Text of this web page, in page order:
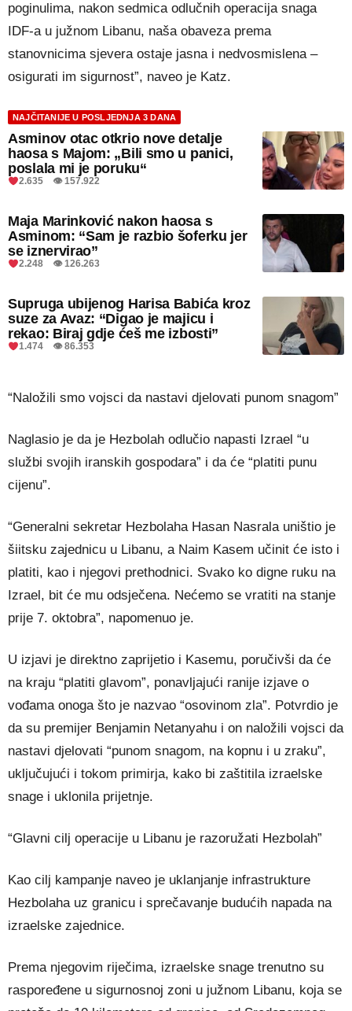
poginulima, nakon sedmica odlučnih operacija snaga
IDF-a u južnom Libanu, naša obaveza prema
stanovnicima sjevera ostaje jasna i nedvosmislena –
osigurati im sigurnost”, naveo je Katz.
NAJČITANIJE U POSLJEDNJA 3 DANA
Asminov otac otkrio nove detalje
haosa s Majom: „Bili smo u panici,
poslala mi je poruku“
2.635 👁 157.922
Maja Marinković nakon haosa s
Asminom: “Sam je razbio šoferku jer
se iznervirao”
2.248 👁 126.263
Supruga ubijenog Harisa Babića kroz
suze za Avaz: “Digao je majicu i
rekao: Biraj gdje ćeš me izbosti”
1.474 👁 86.353
“Naložili smo vojsci da nastavi djelovati punom snagom”
Naglasio je da je Hezbolah odlučio napasti Izrael “u
službi svojih iranskih gospodara” i da će “platiti punu
cijenu”.
“Generalni sekretar Hezbolaha Hasan Nasrala uništio je
šiitsku zajednicu u Libanu, a Naim Kasem učinit će isto i
platiti, kao i njegovi prethodnici. Svako ko digne ruku na
Izrael, bit će mu odsječena. Nećemo se vratiti na stanje
prije 7. oktobra”, napomenuo je.
U izjavi je direktno zaprijetio i Kasemu, poručivši da će
na kraju “platiti glavom”, ponavljajući ranije izjave o
vođama onoga što je nazvao “osovinom zla”. Potvrdio je
da su premijer Benjamin Netanyahu i on naložili vojsci da
nastavi djelovati “punom snagom, na kopnu i u zraku”,
uključujući i tokom primirja, kako bi zaštitila izraelske
snage i uklonila prijetnje.
“Glavni cilj operacije u Libanu je razoružati Hezbolah”
Kao cilj kampanje naveo je uklanjanje infrastrukture
Hezbolaha uz granicu i sprečavanje budućih napada na
izraelske zajednice.
Prema njegovim riječima, izraelske snage trenutno su
raspoređene u sigurnosnoj zoni u južnom Libanu, koja se